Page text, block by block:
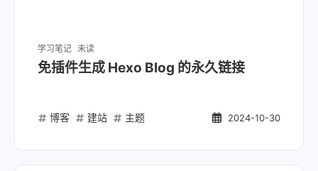
学习笔记 未读
免插件生成 Hexo Blog 的永久链接
2024-10-30
博客 建站 主题